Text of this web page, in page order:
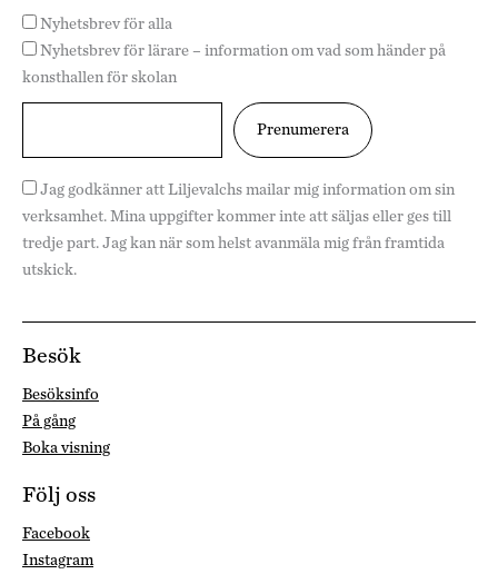
Nyhetsbrev för alla
Nyhetsbrev för lärare – information om vad som händer på
konsthallen för skolan
Jag godkänner att Liljevalchs mailar mig information om sin
verksamhet. Mina uppgifter kommer inte att säljas eller ges till
tredje part. Jag kan när som helst avanmäla mig från framtida
utskick.
Besök
Besöksinfo
På gång
Boka visning
Följ oss
Facebook
Instagram